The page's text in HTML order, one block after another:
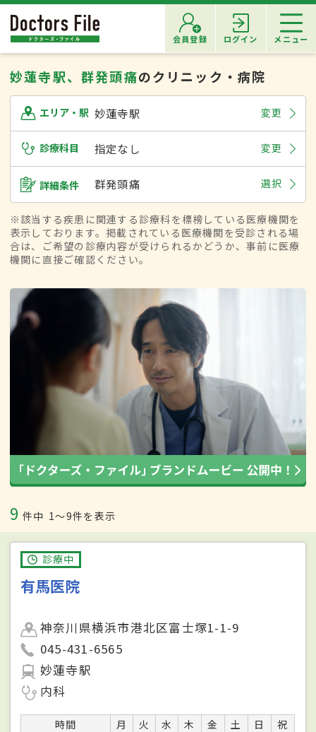
会員登録 ログイン メニュー
妙蓮寺駅、群発頭痛のクリニック・病院
エリア・駅 妙蓮寺駅 変更
診療科目 指定なし 変更
詳細条件 群発頭痛 選択
※該当する疾患に関連する診療科を標榜している医療機関を
表示しております。掲載されている医療機関を受診される場
合は、ご希望の診療内容が受けられるかどうか、事前に医療
機関に直接ご確認ください。
9 件中 1〜9件を表示
診療中
有馬医院
神奈川県横浜市港北区富士塚1-1-9
045-431-6565
妙蓮寺駅
内科
時間 月 火 水 木 金 土 日
祝